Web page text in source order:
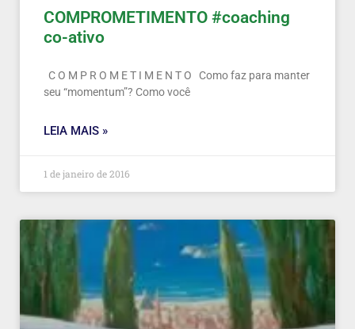
COMPROMETIMENTO #coaching
co-ativo
C O M P R O M E T I M E N T O Como faz para manter
seu “momentum”? Como você
LEIA MAIS »
1 de janeiro de 2016